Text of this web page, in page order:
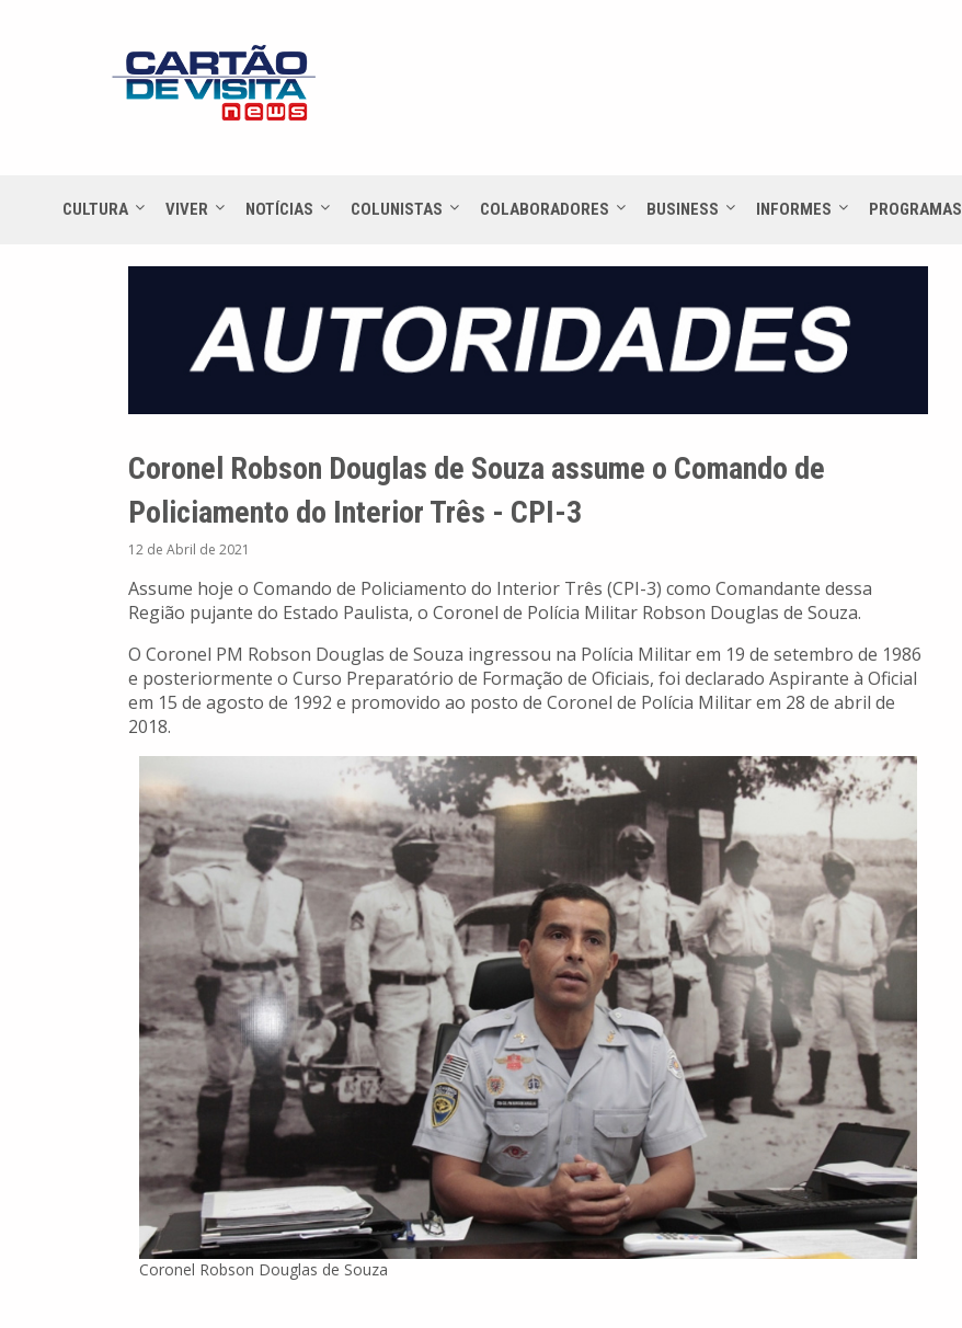
CULTURA VIVER NOTÍCIAS COLUNISTAS COLABORADORES BUSINESS INFORMES PROGRAMAS
Coronel Robson Douglas de Souza assume o Comando de
Policiamento do Interior Três - CPI-3
12 de Abril de 2021
Assume hoje o Comando de Policiamento do Interior Três (CPI-3) como Comandante dessa
Região pujante do Estado Paulista, o Coronel de Polícia Militar Robson Douglas de Souza.
O Coronel PM Robson Douglas de Souza ingressou na Polícia Militar em 19 de setembro de 1986
e posteriormente o Curso Preparatório de Formação de Oficiais, foi declarado Aspirante à Oficial
em 15 de agosto de 1992 e promovido ao posto de Coronel de Polícia Militar em 28 de abril de
2018.
Coronel Robson Douglas de Souza